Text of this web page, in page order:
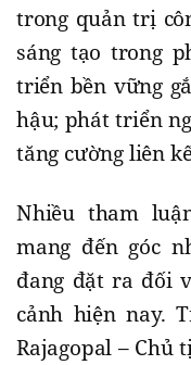
trong quản trị
sáng tạo trong
triển bền vững
hậu; phát triển
tăng cường liên
Nhiều tham
mang đến góc
đang đặt ra đối
cảnh hiện nay.
Rajagopal – Chủ